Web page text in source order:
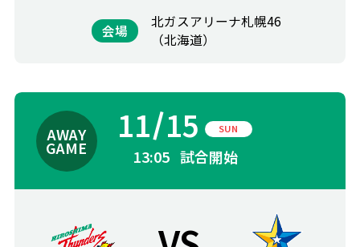
会場
北ガスアリーナ札幌46
（北海道）
11 15 SUN
13:05 試合開始